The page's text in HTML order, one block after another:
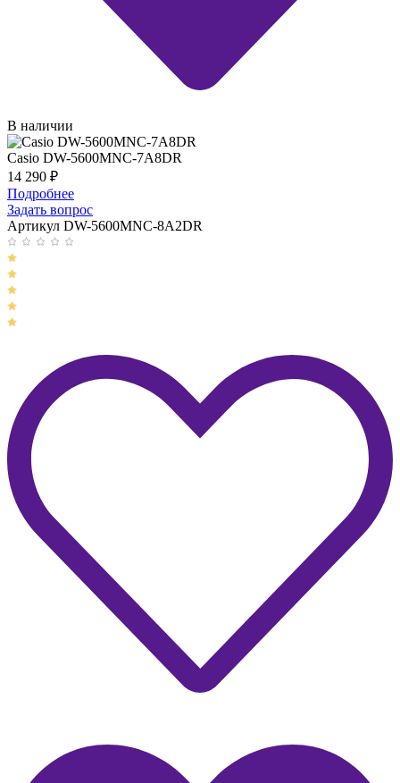
В наличии
Casio DW-5600MNC-7A8DR
14 290 ₽
Подробнее
Задать вопрос
Артикул DW-5600MNC-8A2DR